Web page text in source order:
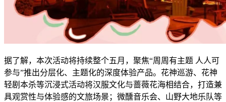
据了解，本次活动将持续整个五月，聚焦“周周有主题 人人可
参与”推出分层化、主题化的深度体验产品。花神巡游、花神
轻剧本杀等沉浸式活动将汉服文化与蔷薇花海相结合，打造兼
具观赏性与体验感的文旅场景；微醺音乐会、山野大地乐队等